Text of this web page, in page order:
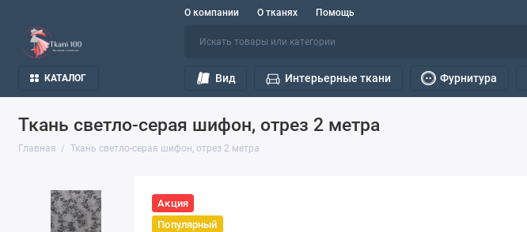
О компании О тканях Помощь
КАТАЛОГ Вид Интерьерные ткани Фурнитура
Ткань светло-серая шифон, отрез 2 метра
Главная Ткань светло-серая шифон, отрез 2 метра
Акция
Популярный